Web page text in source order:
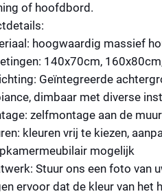
of hoofdbord.
hoogwaardig massief
140x70cm,
Geïntegreerde
dimbaar met diverse
zelfmontage aan de muur
kleuren vrij te kiezen,
mogelijk
Stuur ons een foto van
ervoor dat de kleur van het